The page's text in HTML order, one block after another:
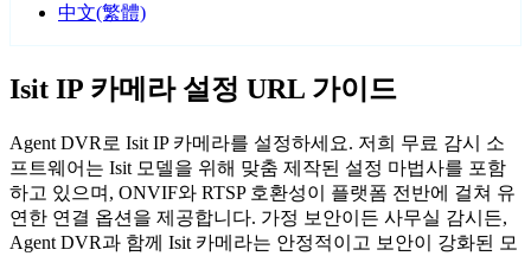
中文(繁體)
Isit IP 카메라 설정 URL 가이드
Agent DVR로 Isit IP 카메라를 설정하세요. 저희 무료 감시 소
프트웨어는 Isit 모델을 위해 맞춤 제작된 설정 마법사를 포함
하고 있으며, ONVIF와 RTSP 호환성이 플랫폼 전반에 걸쳐 유
연한 연결 옵션을 제공합니다. 가정 보안이든 사무실 감시든,
Agent DVR과 함께 Isit 카메라는 안정적이고 보안이 강화된 모